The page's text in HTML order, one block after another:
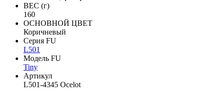
ВЕС (г)
160
ОСНОВНОЙ ЦВЕТ
Коричневый
Серия FU
L501
Модель FU
Tiny
Артикул
L501-4345 Ocelot